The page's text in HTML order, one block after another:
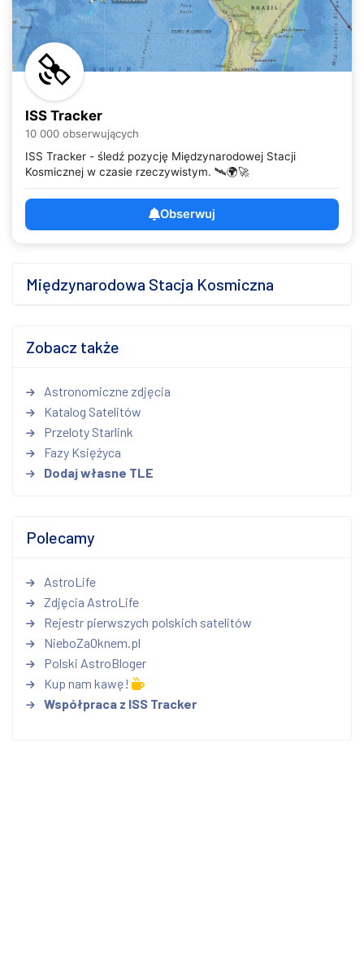
ISS Tracker
10 000 obserwujących
ISS Tracker - śledź pozycję Międzynarodowej Stacji
Kosmicznej w czasie rzeczywistym. 🛰️🌍🚀
Obserwuj
Międzynarodowa Stacja Kosmiczna
Zobacz także
Astronomiczne zdjęcia
Katalog Satelitów
Przeloty Starlink
Fazy Księżyca
Dodaj własne TLE
Polecamy
AstroLife
Zdjęcia AstroLife
Rejestr pierwszych polskich satelitów
NieboZaOknem.pl
Polski AstroBloger
Kup nam kawę!
Współpraca z ISS Tracker